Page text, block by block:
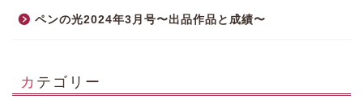
ペンの光2024年3月号〜出品作品と成績〜
カテゴリー